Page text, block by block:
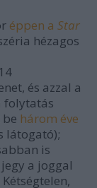
éppen a Star
hézagos
és azzal a
folytatás
három éve
látogató);
is
a joggal